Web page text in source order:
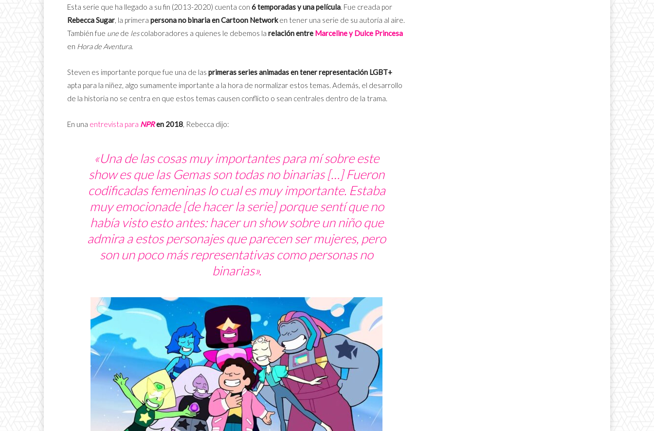
Esta serie que ha llegado a su fin (2013-2020) cuenta con 6 temporadas y una película. Fue creada por
Rebecca Sugar, la primera persona no binaria en Cartoon Networken tener una serie de su autoría al aire.
También fue unede lescolaboradores a quienes le debemos la relación entre Marceline y Dulce Princesa
en Hora de Aventura.
Steven es importante porque fue una de las primeras series animadas en tener representación LGBT+
apta para la niñez, algo sumamente importante a la hora de normalizar estos temas. Además, el desarrollo
de la historia no se centra en que estos temas causen conflicto o sean centrales dentro de la trama.
En una entrevista para NPRen 2018, Rebecca dijo:
«Una de las cosas muy importantes para mí sobre este
show es que las Gemas son todas no binarias […] Fueron
codificadas femeninas lo cual es muy importante. Estaba
muy emocionade [de hacer la serie] porque sentí que no
había visto esto antes: hacer un show sobre un niño que
admira a estos personajes que parecen ser mujeres, pero
son un poco más representativas como personas no
binarias».